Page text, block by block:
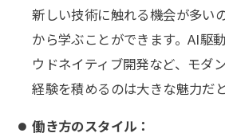
新しい技術に触れる機会が多い
から学ぶことができます。AI駆
ウドネイティブ開発など、モダ
経験を積めるのは大きな魅力だ
働き方のスタイル：